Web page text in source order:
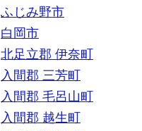
ふじみ野市
白岡市
北足立郡 伊奈町
入間郡 三芳町
入間郡 毛呂山町
入間郡 越生町